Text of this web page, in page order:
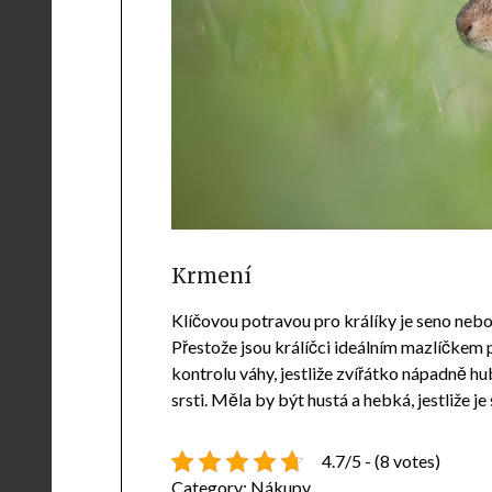
Krmení
Klíčovou potravou pro králíky je seno
Přestože jsou králíčci ideálním
kontrolu váhy, jestliže zvířátko nápadně
srsti. Měla by být hustá a hebká, jestliže
4.7/5 - (8 votes)
Category: Nákupy